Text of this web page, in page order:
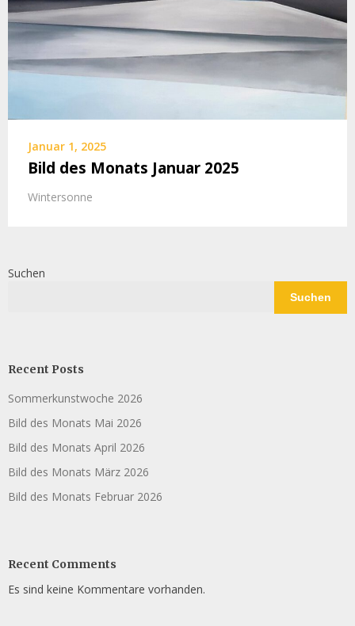
Januar 1, 2025
Bild des Monats Januar 2025
Wintersonne
Suchen
Suchen
Recent Posts
Sommerkunstwoche 2026
Bild des Monats Mai 2026
Bild des Monats April 2026
Bild des Monats März 2026
Bild des Monats Februar 2026
Recent Comments
Es sind keine Kommentare vorhanden.